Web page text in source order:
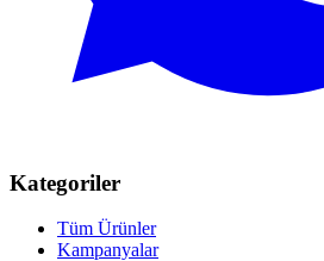
Kategoriler
Tüm Ürünler
Kampanyalar